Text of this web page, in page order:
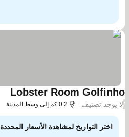
Lobster Room Golfinho
/لا يوجد تصنيف 0.2 كم إلى وسط المدينة
اختر التواريخ لمشاهدة الأسعار المحددة